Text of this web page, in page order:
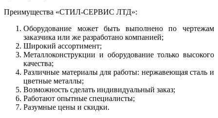
Преимущества «СТИЛ-СЕРВИС ЛТД»:
Оборудование может быть выполнено по чертежам
заказчика или же разработано компанией;
Широкий ассортимент;
Металлоконструкции и оборудование только высокого
качества;
Различные материалы для работы: нержавеющая сталь и
цветные металлы;
Возможность сделать индивидуальный заказ;
Работают опытные специалисты;
Разумные цены и скидки.